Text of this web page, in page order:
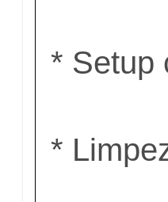
* Setup
*